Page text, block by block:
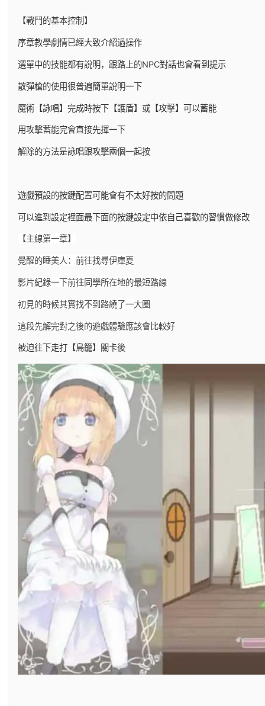
【戰鬥的基本控制】
序章教學劇情已經大致介紹過操作
選單中的技能都有說明，跟路上的NPC對話也會看到提示
散彈槍的使用很普遍簡單說明一下
魔術【詠唱】完成時按下【護盾】或【攻擊】可以蓄能
用攻擊蓄能完會直接先揮一下
解除的方法是詠唱跟攻擊兩個一起按
遊戲預設的按鍵配置可能會有不太好按的問題
可以進到設定裡面最下面的按鍵設定中依自己喜歡的習慣做修改
【主線第一章】
覺醒的睡美人：前往找尋伊庫夏
影片紀錄一下前往同學所在地的最短路線
初見的時候其實找不到路繞了一大圈
這段先解完對之後的遊戲體驗應該會比較好
被迫往下走打【鳥籠】關卡後